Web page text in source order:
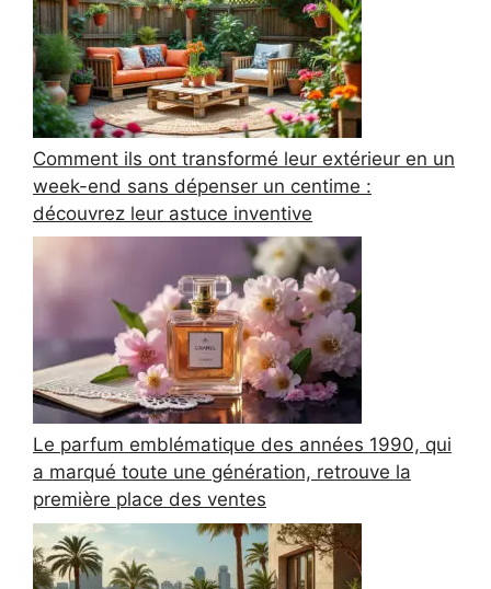
Comment ils ont transformé leur extérieur en un
week-end sans dépenser un centime :
découvrez leur astuce inventive
Le parfum emblématique des années 1990, qui
a marqué toute une génération, retrouve la
première place des ventes